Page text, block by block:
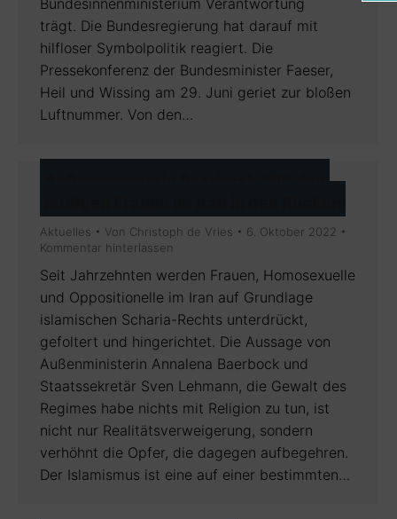
trägt. Die Bundesregierung hat darauf mit
hilfloser Symbolpolitik reagiert. Die
Pressekonferenz der Bundesminister Faeser,
Heil und Wissing am 29. Juni geriet zur bloßen
Luftnummer. Von den…
Aktuelles Von Christoph de Vries
6. Oktober 2022
Kommentar hinterlassen
Seit Jahrzehnten werden Frauen, Homosexuelle
und Oppositionelle im Iran auf Grundlage
islamischen Scharia-Rechts unterdrückt,
gefoltert und hingerichtet. Die Aussage von
Außenministerin Annalena Baerbock und
Staatssekretär Sven Lehmann, die Gewalt des
Regimes habe nichts mit Religion zu tun, ist
nicht nur Realitätsverweigerung, sondern
verhöhnt die Opfer, die dagegen aufbegehren.
Der Islamismus ist eine auf einer bestimmten…